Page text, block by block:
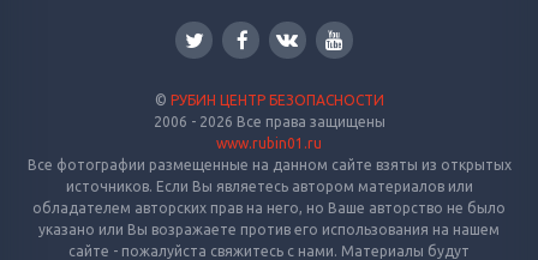
© РУБИН ЦЕНТР БЕЗОПАСНОСТИ
2006 - 2026 Все права защищены
www.rubin01.ru
Все фотографии размещенные на данном сайте взяты из открытых
источников. Если Вы являетесь автором материалов или
обладателем авторских прав на него, но Ваше авторство не было
указано или Вы возражаете против его использования на нашем
сайте - пожалуйста свяжитесь с нами. Материалы будут